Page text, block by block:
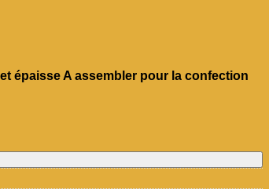
épaisse A assembler pour la confection